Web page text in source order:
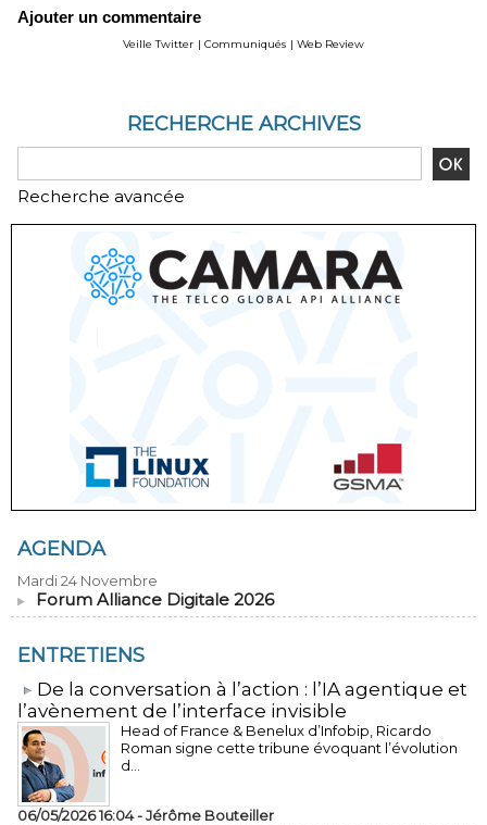
Geography - Global
Forecast and Analysis to
Zhang
Ajouter un commentaire
Veille Twitter | Communiqués | Web Review
RECHERCHE ARCHIVES
Recherche avancée
AGENDA
Mardi 24 Novembre
Forum Alliance Digitale 2026
ENTRETIENS
​De la conversation à l’action : l’IA agentique et
l’avènement de l’interface invisible
Head of France & Benelux d’Infobip, Ricardo
Roman signe cette tribune évoquant l’évolution
d...
06/05/2026 16:04 -Jérôme Bouteiller